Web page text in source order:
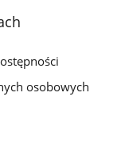
osobowych